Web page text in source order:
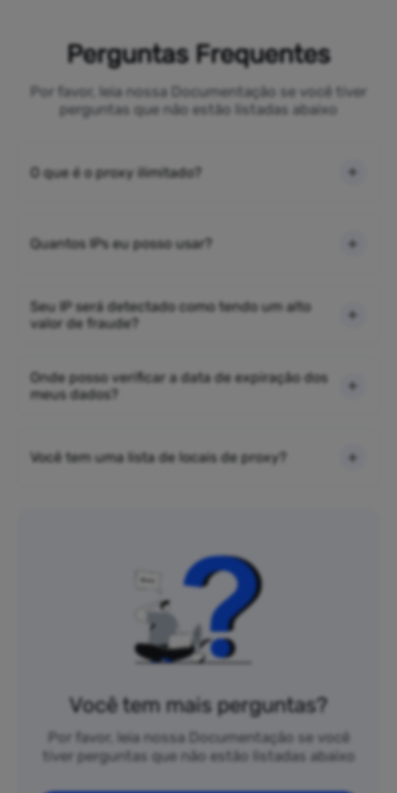
Perguntas Frequentes
Por favor, leia nossa Documentação se você tiver
perguntas que não estão listadas abaixo
O que é o proxy ilimitado?
Quantos IPs eu posso usar?
Seu IP será detectado como tendo um alto
valor de fraude?
Onde posso verificar a data de expiração dos
meus dados?
Você tem uma lista de locais de proxy?
Você tem mais perguntas?
Por favor, leia nossa Documentação se você
tiver perguntas que não estão listadas abaixo